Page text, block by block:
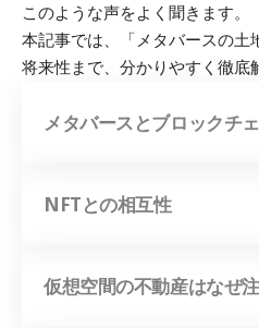
このような声をよく聞きます。
本記事では、「メタバースの土
将来性まで、分かりやすく徹底
メタバースとブロックチ
NFTとの相互性
仮想空間の不動産はなぜ